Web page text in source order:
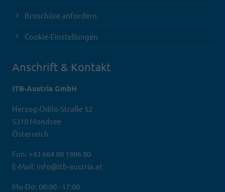
Broschüre anfordern
Cookie-Einstellungen
Anschrift & Kontakt
ITB-Austria GmbH
Herzog-Odilo-Straße 52
5310 Mondsee
Österreich
Fon: +43 664 88 1986 80
E-Mail: info@itb-austria.at
Mo-Do: 08:00 - 17:00